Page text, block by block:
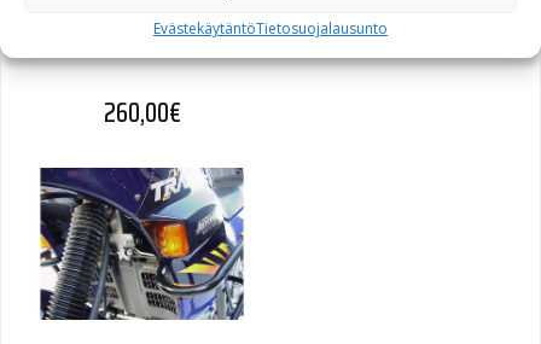
EvästekäytäntöTietosuojalausunto
Moottorinsuojarauta BMW
R1150GS Adventure hopea
260,00€